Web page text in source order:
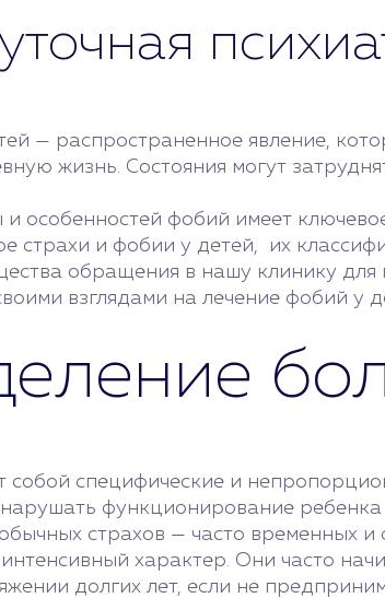
— распространенное явление,
жизнь. Состояния могут
особенностей фобий имеет
страхи и фобии у детей, их
обращения в нашу клинику
взглядами на лечение фобий у
собой специфические и
функционирование
страхов — часто временных и
характер. Они часто
долгих лет, если не